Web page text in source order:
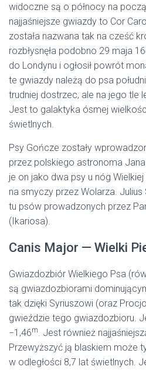
widoczne są o północy na
najjaśniejsze gwiazdy to Cor
została nazwana tak na cześć
rozbłysnęła podobno 29 maja
do Londynu i ogłosił powrót
te gwiazdy należą do psa
trudniej dostrzec, ale na jego tle
Jest to galaktyka ósmej
świetlnych.
Psy Gończe zostały
przez polskiego astronoma
je on jako dwa psy u nóg
na smyczy przez Wolarza.
tu psów prowadzonych przez
(Ikariosa).
Canis Major — Wielki
Gwiazdozbiór Wielkiego Psa
są gwiazdozbiorami
tak dzięki Syriuszowi (oraz
gwieździe tego gwiazdozbioru.
−1,46m. Jest również
Przewyższyć ją blaskiem może
w odległości 8,7 lat świetlnych.